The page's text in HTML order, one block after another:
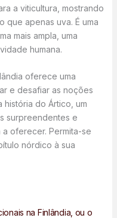
a viticultura, mostrando
que apenas uva. É uma
mais ampla, uma
humana.
oferece uma
e desafiar as noções
história do Ártico, um
surpreendentes e
oferecer. Permita-se
nórdico à sua
na Finlândia, ou o